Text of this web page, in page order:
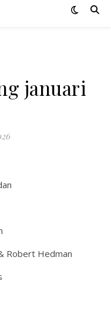
januari
Robert Hedman